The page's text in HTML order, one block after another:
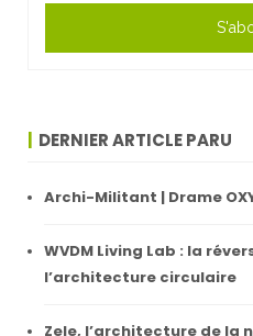
DERNIER ARTICLE PARU
Archi-Militant | Drame
WVDM Living Lab : la
l’architecture circulaire
Zele, l’architecture de la